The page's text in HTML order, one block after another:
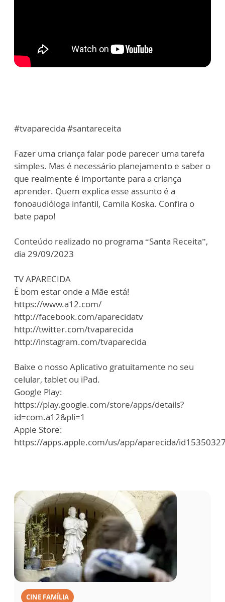
#tvaparecida #santareceita
Fazer uma criança falar pode parecer uma tarefa
simples. Mas é necessário planejamento e saber o
que realmente é importante para a criança
aprender. Quem explica esse assunto é a
fonoaudióloga infantil, Camila Koska. Confira o
bate papo!
Conteúdo realizado no programa “Santa Receita”,
dia 29/09/2023
TV APARECIDA
É bom estar onde a Mãe está!
https://www.a12.com/
http://facebook.com/aparecidatv
http://twitter.com/tvaparecida
http://instagram.com/tvaparecida
Baixe o nosso Aplicativo gratuitamente no seu
celular, tablet ou iPad.
Google Play:
https://play.google.com/store/apps/details?
id=com.a12&pli=1
Apple Store:
https://apps.apple.com/us/app/aparecida/
CINE FAMÍLIA